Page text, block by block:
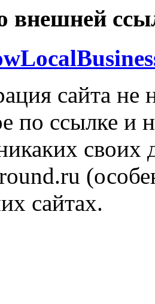
внешней
сайта не
по ссылке и
сайтах.